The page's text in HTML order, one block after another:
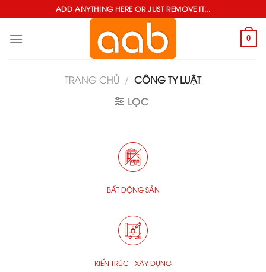
content
ADD ANYTHING HERE OR JUST REMOVE IT...
0
TRANG CHỦ / CÔNG TY LUẬT
LỌC
BẤT ĐỘNG SẢN
KIẾN TRÚC - XÂY DỰNG